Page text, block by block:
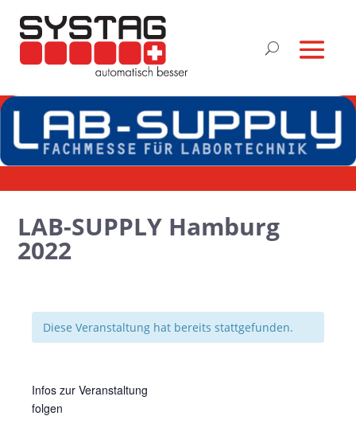
LAB-SUPPLY Hamburg
2022
Diese Veranstaltung hat bereits stattgefunden.
Infos zur Veranstaltung
folgen